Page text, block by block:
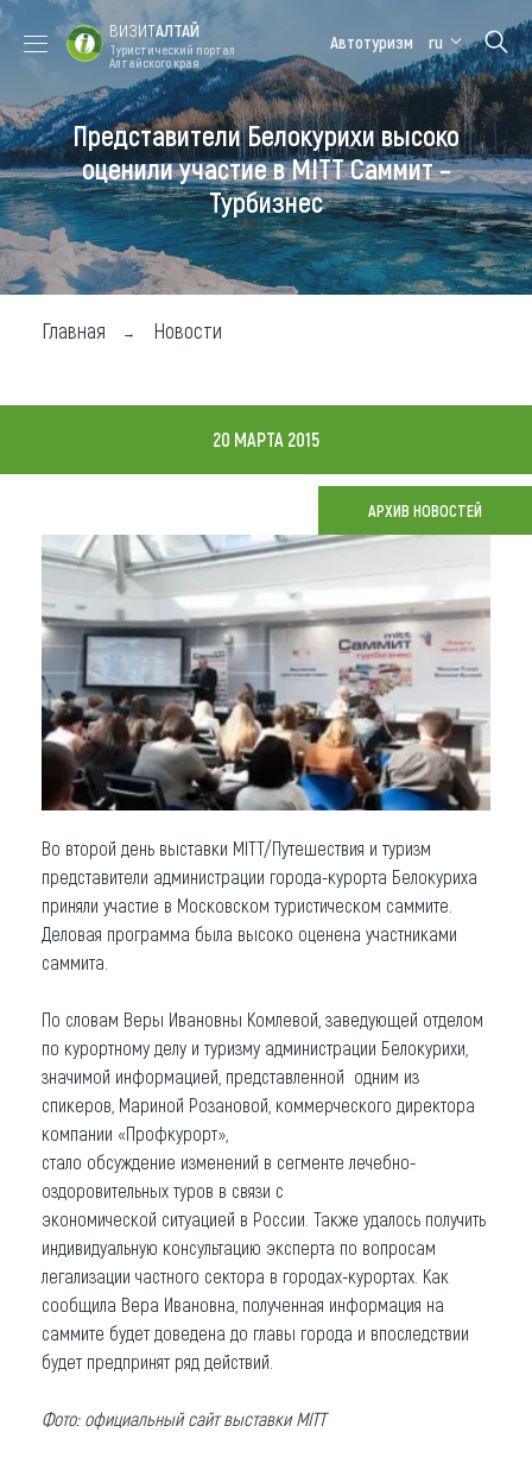
Форум VISIT
ALTAI
Цветение
маральника
Медицинский
форум
Алтайская
зимовка
Туры
Где побывать
Чем заняться
Карта
Что привезти (сувениры)
О регионе
Коллекция впечатлений
Другие рубрики
ВИЗИТАЛТАЙ
Туристический портал
Алтайского края
Автотуризм ru
Представители Белокурихи высоко
оценили участие в MITT Cаммит –
Турбизнес
Главная Новости
20 МАРТА 2015
АРХИВ НОВОСТЕЙ
Во второй день выставки MITT/Путешествия и туризм
представители администрации города-курорта Белокуриха
приняли участие в Московском туристическом саммите.
Деловая программа была высоко оценена участниками
саммита.
По словам Веры Ивановны Комлевой, заведующей отделом
по курортному делу и туризму администрации Белокурихи,
значимой информацией, представленной одним из
спикеров, Мариной Розановой, коммерческого директора
компании «Профкурорт»,
стало обсуждение изменений в сегменте лечебно-
оздоровительных туров в связи с
экономической ситуацией в России. Также удалось получить
индивидуальную консультацию эксперта по вопросам
легализации частного сектора в городах-курортах. Как
сообщила Вера Ивановна, полученная информация на
саммите будет доведена до главы города и впоследствии
будет предпринят ряд действий.
Фото: официальный сайт выставки MITT